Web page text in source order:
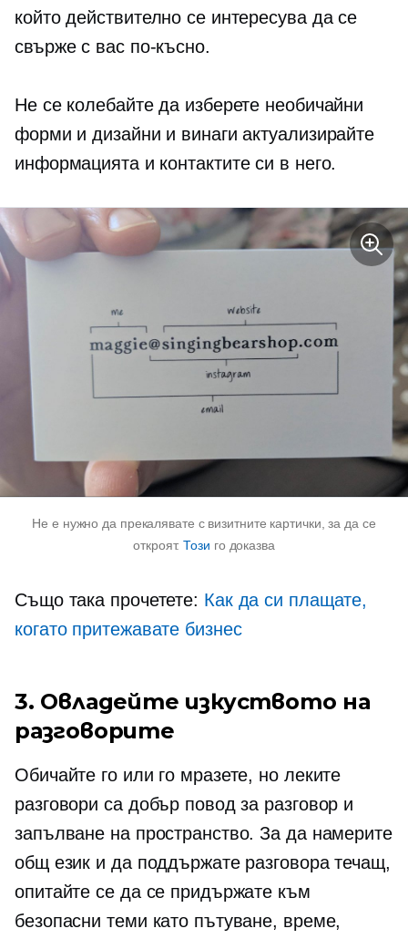
който действително се интересува да се
свърже с вас по-късно.
Не се колебайте да изберете необичайни
форми и дизайни и винаги актуализирайте
информацията и контактите си в него.
Не е нужно да прекалявате с визитните картички, за да се
откроят.Този го доказва
Също така прочетете: Как да си плащате,
когато притежавате бизнес
3. Овладейте изкуството на
разговорите
Обичайте го или го мразете, но леките
разговори са добър повод за разговор и
запълване на пространство. За да намерите
общ език и да поддържате разговора течащ,
опитайте се да се придържате към
безопасни теми като пътуване, време,